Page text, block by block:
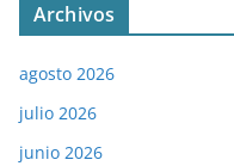
Archivos
agosto 2026
julio 2026
junio 2026